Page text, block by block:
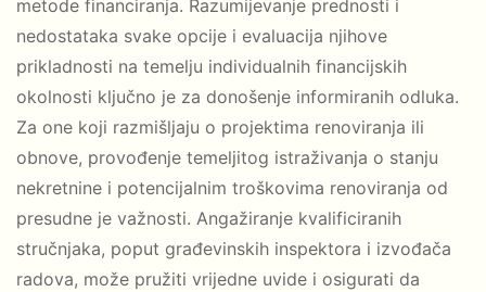
metode financiranja. Razumijevanje prednosti i
nedostataka svake opcije i evaluacija njihove
prikladnosti na temelju individualnih financijskih
okolnosti ključno je za donošenje informiranih odluka.
Za one koji razmišljaju o projektima renoviranja ili
obnove, provođenje temeljitog istraživanja o stanju
nekretnine i potencijalnim troškovima renoviranja od
presudne je važnosti. Angažiranje kvalificiranih
stručnjaka, poput građevinskih inspektora i izvođača
radova, može pružiti vrijedne uvide i osigurati da